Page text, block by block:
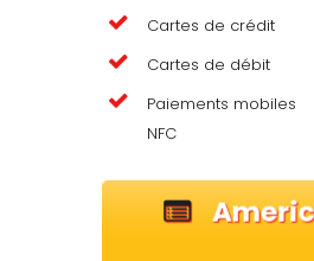
Cartes de crédit
Cartes de débit
Paiements mobiles
NFC